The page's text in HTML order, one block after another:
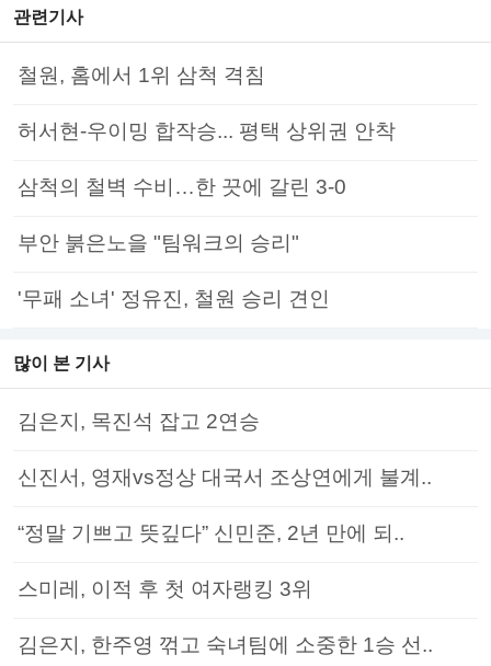
관련기사
철원, 홈에서 1위 삼척 격침
허서현-우이밍 합작승... 평택 상위권 안착
삼척의 철벽 수비…한 끗에 갈린 3-0
부안 붉은노을 "팀워크의 승리"
'무패 소녀' 정유진, 철원 승리 견인
많이 본 기사
김은지, 목진석 잡고 2연승
신진서, 영재vs정상 대국서 조상연에게 불계..
“정말 기쁘고 뜻깊다” 신민준, 2년 만에 되..
스미레, 이적 후 첫 여자랭킹 3위
김은지, 한주영 꺾고 숙녀팀에 소중한 1승 선..